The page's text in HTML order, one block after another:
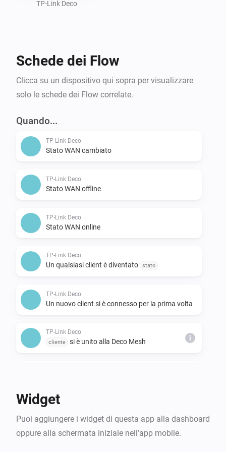
connettività senza soluzione di continuità che l'app
Homey, sei sempre responsabile della tua
TP-Link Deco
Schede dei Flow
Clicca su un dispositivo qui sopra per visualizzare
solo le schede dei Flow correlate.
Quando...
TP-Link Deco
Stato WAN cambiato
TP-Link Deco
Stato WAN offline
TP-Link Deco
Stato WAN online
TP-Link Deco
Un qualsiasi client è diventato stato
TP-Link Deco
Un nuovo client si è connesso per la prima volta
TP-Link Deco
cliente si è unito alla Deco Mesh i
TP-Link Deco
cliente ha cambiato nodo Deco
Widget
Puoi aggiungere i widget di questa app alla dashboard
oppure alla schermata iniziale nell’app mobile.